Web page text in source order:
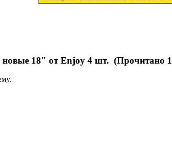
18" от Enjoy 4 шт. (Прочитано